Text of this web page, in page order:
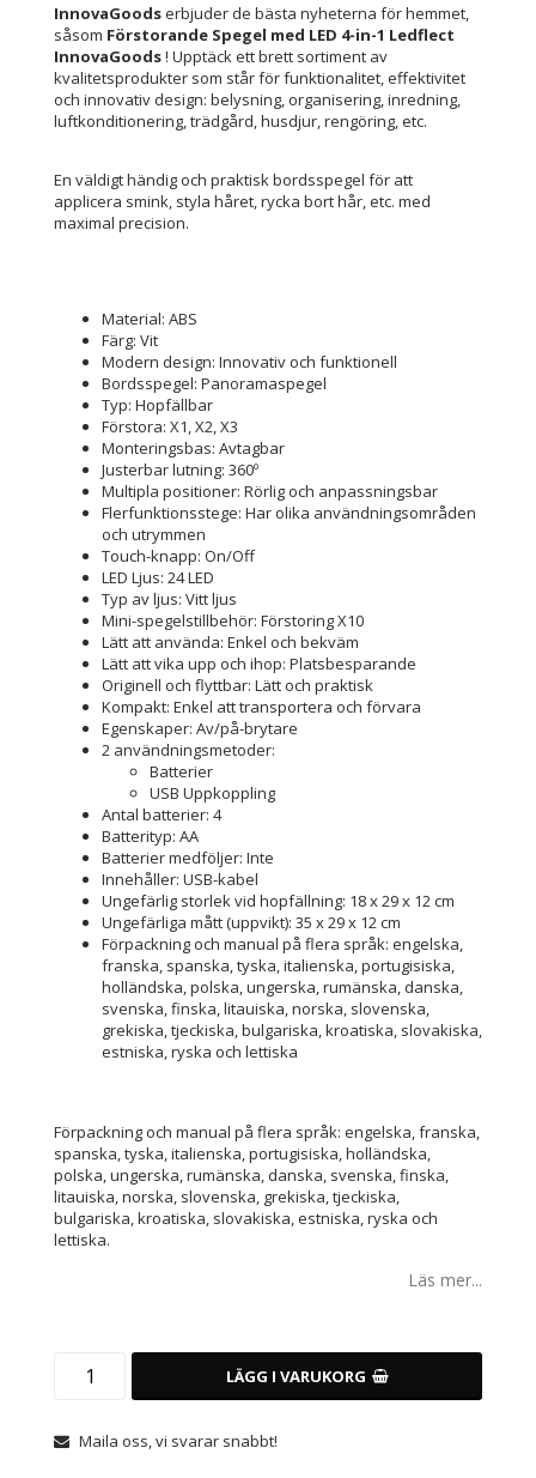
InnovaGoodserbjuder de bästa nyheterna för hemmet,
såsom Förstorande Spegel med LED 4-in-1 Ledflect
InnovaGoods! Upptäck ett brett sortiment av
kvalitetsprodukter som står för funktionalitet, effektivitet
och innovativ design: belysning, organisering, inredning,
luftkonditionering, trädgård, husdjur, rengöring, etc.
En väldigt händig och praktisk bordsspegel för att
applicera smink, styla håret, rycka bort hår, etc. med
maximal precision.
Material: ABS
Färg: Vit
Modern design: Innovativ och funktionell
Bordsspegel: Panoramaspegel
Typ: Hopfällbar
Förstora: X1, X2, X3
Monteringsbas: Avtagbar
Justerbar lutning: 360º
Multipla positioner: Rörlig och anpassningsbar
Flerfunktionsstege: Har olika användningsområden
och utrymmen
Touch-knapp: On/Off
LED Ljus: 24 LED
Typ av ljus: Vitt ljus
Mini-spegelstillbehör: Förstoring X10
Lätt att använda: Enkel och bekväm
Lätt att vika upp och ihop: Platsbesparande
Originell och flyttbar: Lätt och praktisk
Kompakt: Enkel att transportera och förvara
Egenskaper: Av/på-brytare
2 användningsmetoder:
Batterier
USB Uppkoppling
Antal batterier: 4
Batterityp: AA
Batterier medföljer: Inte
Innehåller: USB-kabel
Ungefärlig storlek vid hopfällning: 18 x 29 x 12 cm
Ungefärliga mått (uppvikt): 35 x 29 x 12 cm
Förpackning och manual på flera språk: engelska,
franska, spanska, tyska, italienska, portugisiska,
holländska, polska, ungerska, rumänska, danska,
svenska, finska, litauiska, norska, slovenska,
grekiska, tjeckiska, bulgariska, kroatiska, slovakiska,
estniska, ryska och lettiska
Förpackning och manual på flera språk: engelska, franska,
spanska, tyska, italienska, portugisiska, holländska,
polska, ungerska, rumänska, danska, svenska, finska,
litauiska, norska, slovenska, grekiska, tjeckiska,
bulgariska, kroatiska, slovakiska, estniska, ryska och
lettiska.
Läs mer...
LÄGG I VARUKORG
Maila oss, vi svarar snabbt!